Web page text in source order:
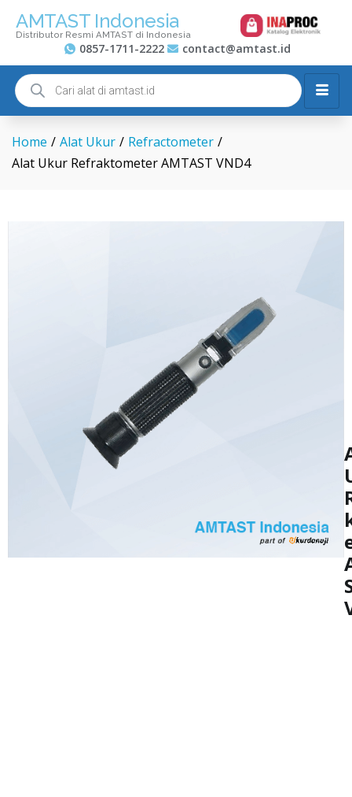
AMTAST Indonesia
Distributor Resmi AMTAST di Indonesia
0857-1711-2222 contact@amtast.id
Home / Alat Ukur / Refractometer /
Alat Ukur Refraktometer AMTAST VND4